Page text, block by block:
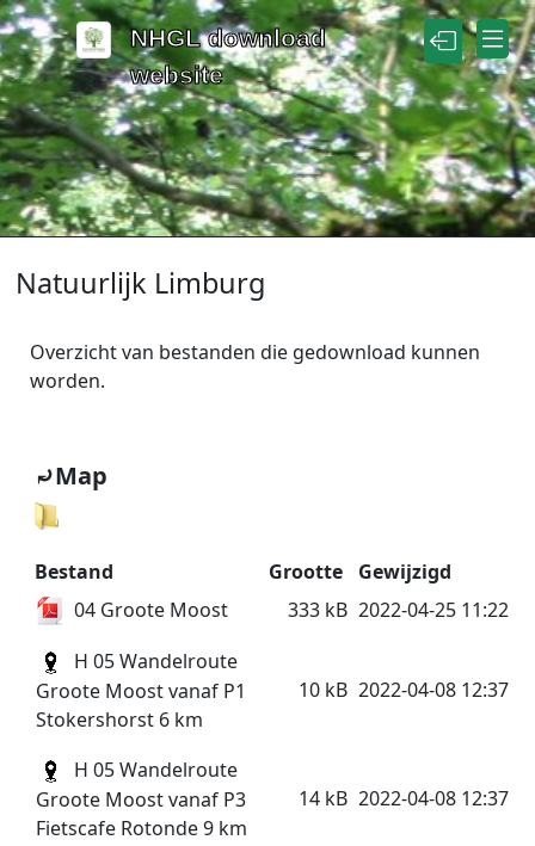
Naar de inhoud
NHGL download
website
Natuurlijk Limburg
Overzicht van bestanden die gedownload kunnen
worden.
⤾Map
Bestand Grootte
Gewijzigd
04 Groote Moost
333 kB 2022-04-25 11:22
H 05 Wandelroute
Groote Moost vanaf P1
Stokershorst 6 km
10 kB 2022-04-08 12:37
H 05 Wandelroute
Groote Moost vanaf P3
Fietscafe Rotonde 9 km
14 kB 2022-04-08 12:37